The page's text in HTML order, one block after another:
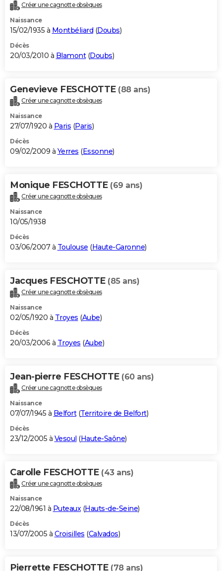
Créer une cagnotte obsèques
Naissance
15/02/1935 à Montbéliard (Doubs)
Décès
20/03/2010 à Blamont(Doubs)
Genevieve FESCHOTTE (88 ans)
Créer une cagnotte obsèques
Naissance
27/07/1920 à Paris (Paris)
Décès
09/02/2009 à Yerres (Essonne)
Monique FESCHOTTE (69 ans)
Créer une cagnotte obsèques
Naissance
10/05/1938
Décès
03/06/2007 à Toulouse (Haute-Garonne)
Jacques FESCHOTTE (85 ans)
Créer une cagnotte obsèques
Naissance
02/05/1920 à Troyes (Aube)
Décès
20/03/2006 à Troyes (Aube)
Jean-pierre FESCHOTTE (60 ans)
Créer une cagnotte obsèques
Naissance
07/07/1945 à Belfort(Territoire de Belfort)
Décès
23/12/2005 à Vesoul (Haute-Saône)
Carolle FESCHOTTE (43 ans)
Créer une cagnotte obsèques
Naissance
22/08/1961 à Puteaux(Hauts-de-Seine)
Décès
13/07/2005 à Croisilles (Calvados)
Pierrette FESCHOTTE (78 ans)